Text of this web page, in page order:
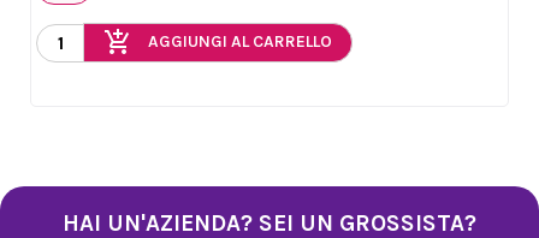
add_shopping_cart AGGIUNGI AL CARRELLO
HAI UN'AZIENDA? SEI UN GROSSISTA?